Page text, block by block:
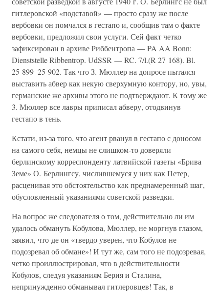
гитлеровской «подставой» — просто сразу же после
вербовки он помчался в гестапо и, сообщив там о факте
вербовки, предложил свои услуги. Сей факт четко
зафиксирован в архиве Риббентропа — PA AA Bonn:
Dienststelle Ribbentrop. UdSSR — RC. 7/l.(R 27 168). Bl.
25 899–25 902. Так что З. Мюллер на допросе пытался
выставить абвер как некую сверхумную контору, но, увы,
германские же архивы этого не подтверждают. К тому же
3. Мюллер все лавры приписал абверу, отодвинув
гестапо в тень.
Кстати, из-за того, что агент рванул в гестапо с доносом
на самого себя, немцы не слишком-то доверяли
берлинскому корреспонденту латвийской газеты «Брива
Земе» О. Берлингсу, числившемуся у них как Петер,
расценивая это обстоятельство как преднамеренный шаг,
обусловленный указаниями советской разведки.
На вопрос же следователя о том, действительно ли им
удалось обмануть Кобулова, Мюллер, не моргнув глазом,
заявил, что-де он «твердо уверен, что Кобулов не
подозревал об обмане»! И тут же, сам того не подозревая,
четко проиллюстрировал, что в действительности
Кобулов, следуя указаниям Берия и Сталина,
непринужденно обманывал гитлеровцев! Так, в